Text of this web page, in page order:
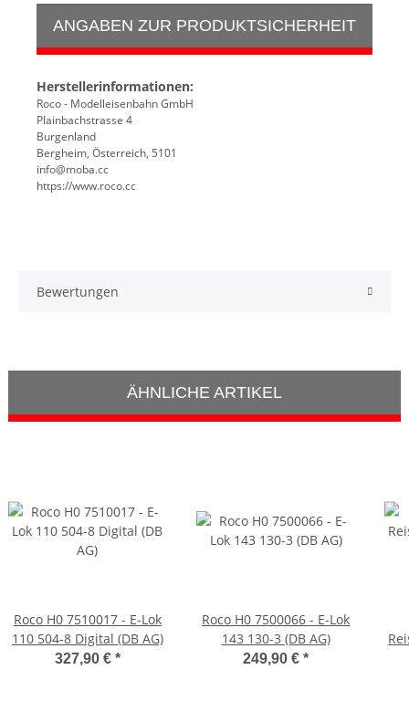
ANGABEN ZUR PRODUKTSICHERHEIT
Herstellerinformationen:
Roco - Modelleisenbahn GmbH
Plainbachstrasse 4
Burgenland
Bergheim, Österreich, 5101
info@moba.cc
https://www.roco.cc
Bewertungen
ÄHNLICHE ARTIKEL
Roco H0 7510017 - E-Lok
110 504-8 Digital (DB AG)
327,90 € *
Roco H0 7500066 - E-Lok
143 130-3 (DB AG)
249,90 €*